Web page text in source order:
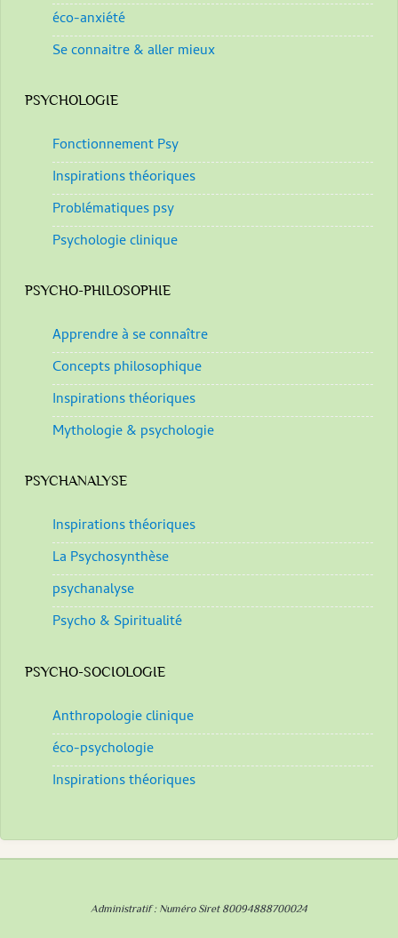
éco-anxiété
Se connaitre & aller mieux
PSYCHOLOGIE
Fonctionnement Psy
Inspirations théoriques
Problématiques psy
Psychologie clinique
PSYCHO-PHILOSOPHIE
Apprendre à se connaître
Concepts philosophique
Inspirations théoriques
Mythologie & psychologie
PSYCHANALYSE
Inspirations théoriques
La Psychosynthèse
psychanalyse
Psycho & Spiritualité
PSYCHO-SOCIOLOGIE
Anthropologie clinique
éco-psychologie
Inspirations théoriques
Administratif : Numéro Siret 80094888700024